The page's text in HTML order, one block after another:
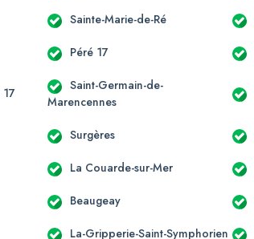
Sainte-Marie-de-Ré
Péré 17
Saint-Germain-de-
Marencennes
Surgères
La Couarde-sur-Mer
Beaugeay
La-Gripperie-Saint-Symphorien